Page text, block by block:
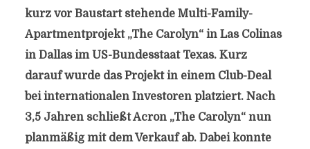
kurz vor Baustart stehende Multi-Family-
Apartmentprojekt „The Carolyn“ in Las Colinas
in Dallas im US-Bundesstaat Texas. Kurz
darauf wurde das Projekt in einem Club-Deal
bei internationalen Investoren platziert. Nach
3,5 Jahren schließt Acron „The Carolyn“ nun
planmäßig mit dem Verkauf ab. Dabei konnte